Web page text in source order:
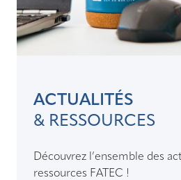
ACTUALITÉS
& RESSOURCES
Découvrez l’ensemble des
ressources FATEC !